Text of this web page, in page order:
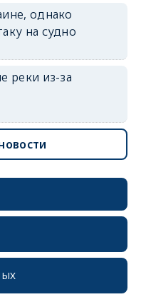
однако
на судно
реки из-за